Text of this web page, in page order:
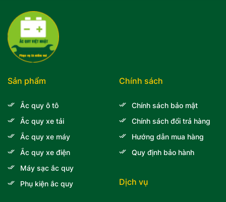
Sản phẩm
Ắc quy ô tô
Ắc quy xe tải
Ắc quy xe máy
Ắc quy xe điện
Máy sạc ắc quy
Phụ kiện ắc quy
Chính sách
Chính sách bảo mật
Chính sách đổi trả hàng
Hướng dẫn mua hàng
Quy định bảo hành
Dịch vụ